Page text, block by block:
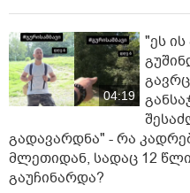
04:19
"ეს
გადავარდნა" - რა
მლეთიდან, სადაც 12
გაუჩინარდა?